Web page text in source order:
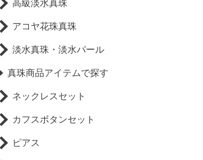
高級淡水真珠
アコヤ花珠真珠
淡水真珠・淡水パール
真珠商品アイテムで探す
ネックレスセット
カフスボタンセット
ピアス